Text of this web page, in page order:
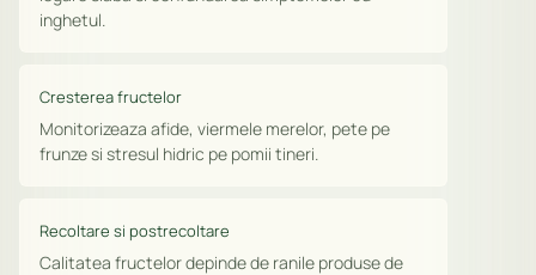
inghetul.
Cresterea fructelor
Monitorizeaza afide, viermele merelor, pete pe
frunze si stresul hidric pe pomii tineri.
Recoltare si postrecoltare
Calitatea fructelor depinde de ranile produse de